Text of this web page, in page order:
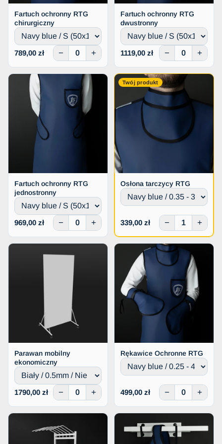
Fartuch ochronny RTG
chirurgiczny
789,00 zł − +
Fartuch ochronny RTG
dwustronny
1119,00 zł − +
Fartuch ochronny RTG
jednostronny
969,00 zł − +
Twój produkt
Osłona tarczycy RTG
339,00 zł − +
Parawan mobilny
ekonomiczny
1790,00 zł − +
Rękawice Ochronne RTG
499,00 zł − +